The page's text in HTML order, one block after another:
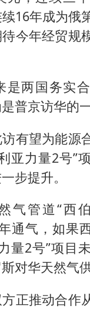
16年成为俄
今年经贸规
是两国务实
普京访华的一
有望为能源
亚力量2号”
步提升。
气管道“西
通气，如果
量2号”项目
对华天然气供
正推动合作